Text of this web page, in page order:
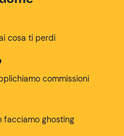
cosa ti perdi
commissioni
facciamo ghosting